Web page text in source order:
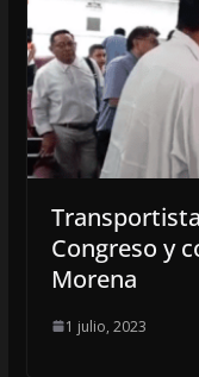
Congreso y
Morena
1 julio, 2023